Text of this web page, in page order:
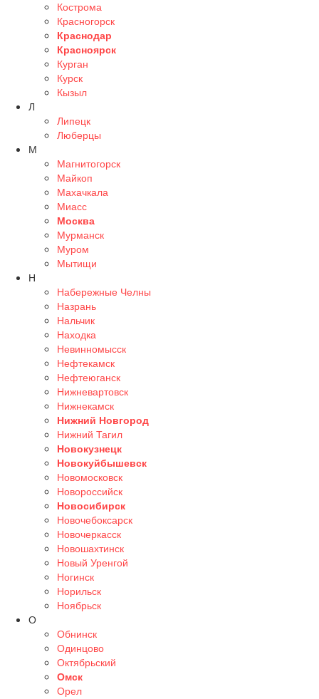
Кострома
Красногорск
Краснодар
Красноярск
Курган
Курск
Кызыл
Л
Липецк
Люберцы
М
Магнитогорск
Майкоп
Махачкала
Миасс
Москва
Мурманск
Муром
Мытищи
Н
Набережные Челны
Назрань
Нальчик
Находка
Невинномысск
Нефтекамск
Нефтеюганск
Нижневартовск
Нижнекамск
Нижний Новгород
Нижний Тагил
Новокузнецк
Новокуйбышевск
Новомосковск
Новороссийск
Новосибирск
Новочебоксарск
Новочеркасск
Новошахтинск
Новый Уренгой
Ногинск
Норильск
Ноябрьск
О
Обнинск
Одинцово
Октябрьский
Омск
Орел